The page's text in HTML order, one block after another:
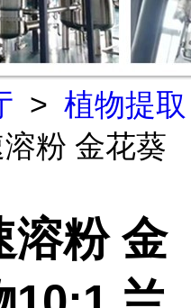
> 植物提取
粉 金花葵
溶粉 金